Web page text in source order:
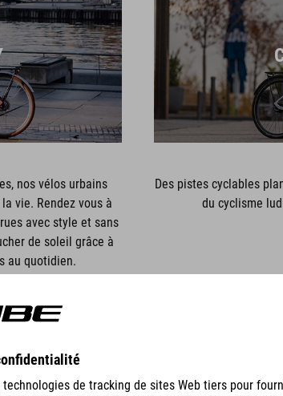
nos vélos urbains
vie. Rendez vous à
avec style et sans
de soleil grâce à
au quotidien.
Des pistes cyclables
du cyclisme